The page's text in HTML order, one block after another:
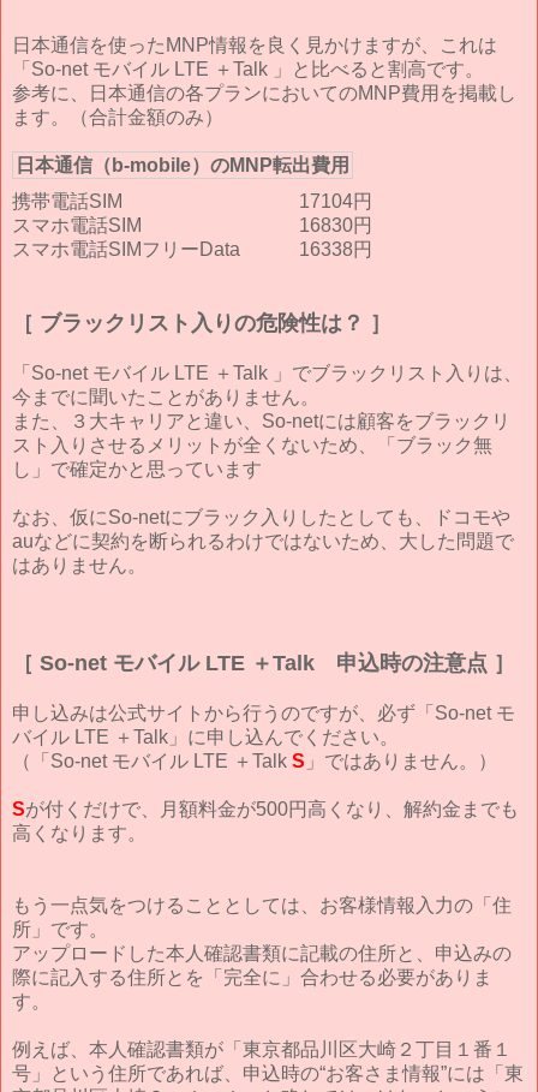
日本通信を使ったMNP情報を良く見かけますが、これは
「So-net モバイル LTE ＋Talk 」と比べると割高です。
参考に、日本通信の各プランにおいてのMNP費用を掲載し
ます。（合計金額のみ）
日本通信（b-mobile）のMNP転出費用
携帯電話SIM
17104円
スマホ電話SIM
16830円
スマホ電話SIMフリーData
16338円
［ ブラックリスト入りの危険性は？ ］
「So-net モバイル LTE ＋Talk 」でブラックリスト入りは、
今までに聞いたことがありません。
また、３大キャリアと違い、So-netには顧客をブラックリ
スト入りさせるメリットが全くないため、「ブラック無
し」で確定かと思っています
なお、仮にSo-netにブラック入りしたとしても、ドコモや
auなどに契約を断られるわけではないため、大した問題で
はありません。
［ So-net モバイル LTE ＋Talk 申込時の注意点 ］
申し込みは公式サイトから行うのですが、必ず「So-net モ
バイル LTE ＋Talk」に申し込んでください。
（「So-net モバイル LTE ＋Talk S 」ではありません。）
Sが付くだけで、月額料金が500円高くなり、解約金までも
高くなります。
もう一点気をつけることとしては、お客様情報入力の「住
所」です。
アップロードした本人確認書類に記載の住所と、申込みの
際に記入する住所とを「完全に」合わせる必要がありま
す。
例えば、本人確認書類が「東京都品川区大崎２丁目１番１
号」という住所であれば、申込時の“お客さま情報”には「東